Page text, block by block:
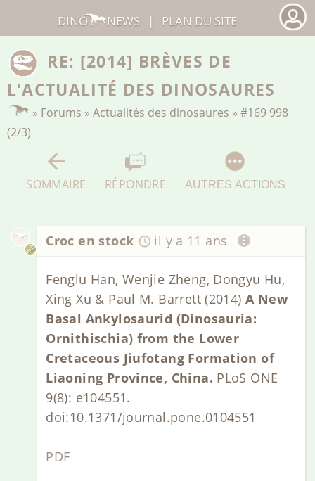
RE: [2014] BRÈVES DE
L'ACTUALITÉ DES DINOSAURES
» Forums »Actualités des dinosaures »#169 998
(2/3)
SOMMAIRE RÉPONDRE AUTRES ACTIONS
Croc en stock il y a 11 ans
Fenglu Han, Wenjie Zheng, Dongyu Hu,
Xing Xu & Paul M. Barrett (2014)A New
Basal Ankylosaurid (Dinosauria:
Ornithischia) from the Lower
Cretaceous Jiufotang Formation of
Liaoning Province, China. PLoS ONE
9(8): e104551.
doi:10.1371/journal.pone.0104551
PDF
DINO NEWS | PLAN DU SITE